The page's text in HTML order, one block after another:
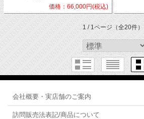
価格：66,000円(税込)
1 / 1ページ（全20件）
会社概要・実店舗のご案内
訪問販売法表記/商品について